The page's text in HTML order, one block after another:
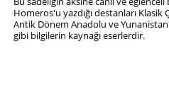
Homeros'u yazdığı destanları
Antik Dönem Anadolu ve
gibi bilgilerin kaynağı eserlerdir.